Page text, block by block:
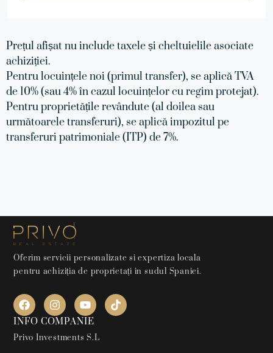
Prețul afișat nu include taxele și cheltuielile asociate
achiziției.
Pentru locuințele noi (primul transfer), se aplică TVA
de 10% (sau 4% în cazul locuințelor cu regim protejat).
Pentru proprietățile revândute (al doilea sau
următoarele transferuri), se aplică impozitul pe
transferuri patrimoniale (ITP) de 7%.
Oferim servicii personalizate si expertiza locala
pentru achiziția de proprietați in sudul Spaniei.
INFO COMPANIE
Privo Investments S.L